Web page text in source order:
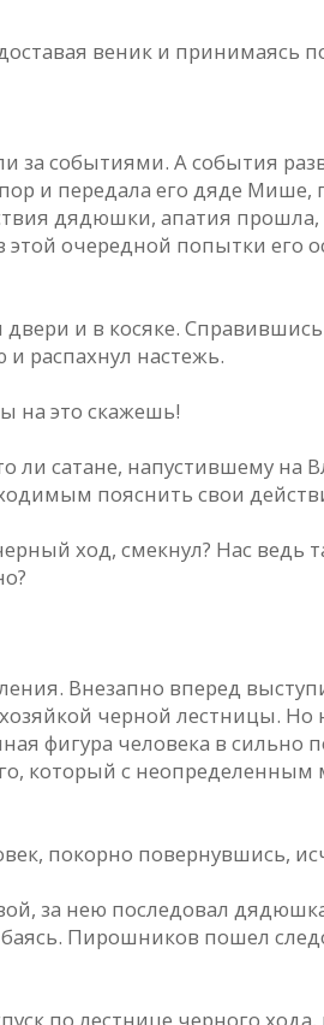
веник и принимаясь
событиями. А события
и передала его дяде Мише,
дядюшки, апатия
очередной попытки его
и в косяке.
распахнул настежь.
на это скажешь!
ли сатане, напустившему на
пояснить свои
ход, смекнул? Нас ведь
Внезапно вперед
черной лестницы. Но
фигура человека в
который с
покорно повернувшись,
за нею последовал
Пирошников пошел
по лестнице черного